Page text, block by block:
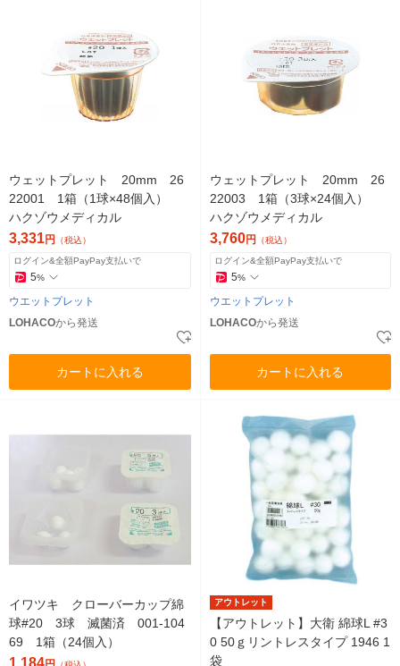
ウェットプレット 20mm 26
22001 1箱（1球×48個入）
ハクゾウメディカル
3,331円 （税込）
ログイン&全額PayPay支払いで
5%
ウエットプレット
LOHACOから発送
カートに入れる
ウェットプレット 20mm 26
22003 1箱（3球×24個入）
ハクゾウメディカル
3,760円 （税込）
ログイン&全額PayPay支払いで
5%
ウエットプレット
LOHACOから発送
カートに入れる
イワツキ クローバーカップ綿
球#20 3球 滅菌済 001-104
69 1箱（24個入）
1,184
アウトレット
【アウトレット】大衛 綿球L #3
0 50ｇリントレスタイプ 1946 1
袋